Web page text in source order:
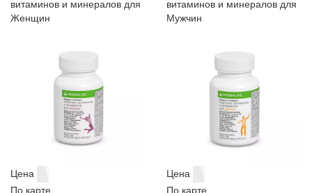
витаминов и минералов для
Женщин
Цена
По карте
витаминов и минералов для
Мужчин
Цена
По карте